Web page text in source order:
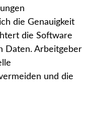
die Genauigkeit
die Software
Daten. Arbeitgeber
und die